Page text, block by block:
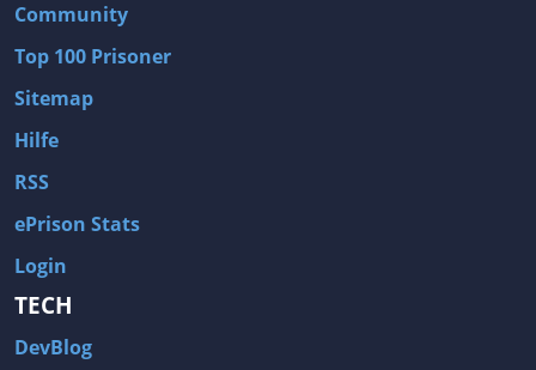
Community
Top 100 Prisoner
Sitemap
Hilfe
RSS
ePrison Stats
Login
TECH
DevBlog